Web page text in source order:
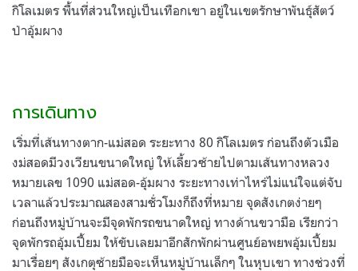
กิโลเมตร พื้นที่ส่วนใหญ่เป็นเทือกเขา อยู่ในเขตรักษาพันธุ์สัตว์
ป่าอุ้มผาง
การเดินทาง
เริ่มที่เส้นทางตาก-แม่สอด ระยะทาง 80 กิโลเมตร ก่อนถึงตัวเมือ
งม่สอดมีวงเวียนขนาดใหญ่ ให้เลี้ยวซ้ายไปตามเส้นทางหลวง
หมายเลข 1090 แม่สอด-อุ้มผาง ระยะทางเท่าไหร่ไม่แน่ใจแต่จับ
เวลาแล้วประมาณสองสามชั่วโมงก็ถึงที่หมาย จุดสังเกตง่ายๆ
ก่อนถึงหมู่บ้านจะมีจุดพักรถขนาดใหญ่ ทางด้านขวามือ เรียกว่า
จุดพักรถอุ้มเปี้ยม ให้ขับเลยมาอีกสักพักผ่านศูนย์อพยพอุ้มเปี้ยม
มาเรื่อยๆ สังเกตุซ้ายมือจะเห็นหมู่บ้านเล็กๆ ในหุบเขา ทางช่วงที่